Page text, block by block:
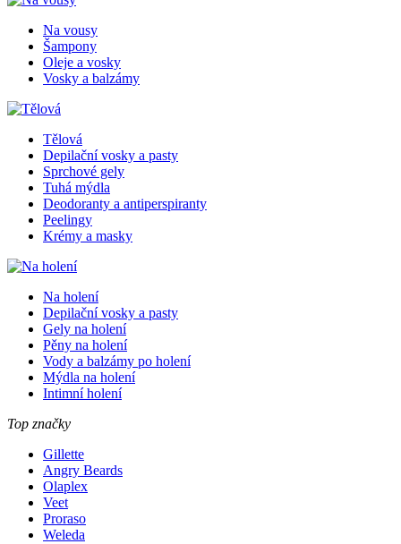
Na vousy
Šampony
Oleje a vosky
Vosky a balzámy
Tělová
Depilační vosky a pasty
Sprchové gely
Tuhá mýdla
Deodoranty a antiperspiranty
Peelingy
Krémy a masky
Na holení
Depilační vosky a pasty
Gely na holení
Pěny na holení
Vody a balzámy po holení
Mýdla na holení
Intimní holení
Top značky
Gillette
Angry Beards
Olaplex
Veet
Proraso
Weleda